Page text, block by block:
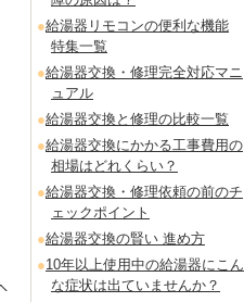
給湯器リモコンの便利な機能
特集一覧
給湯器交換・修理完全対応マニ
ュアル
給湯器交換と修理の比較一覧
給湯器交換にかかる工事費用の
相場はどれくらい？
給湯器交換・修理依頼の前のチ
ェックポイント
給湯器交換の賢い 進め方
10年以上使用中の給湯器にこん
な症状は出ていませんか？